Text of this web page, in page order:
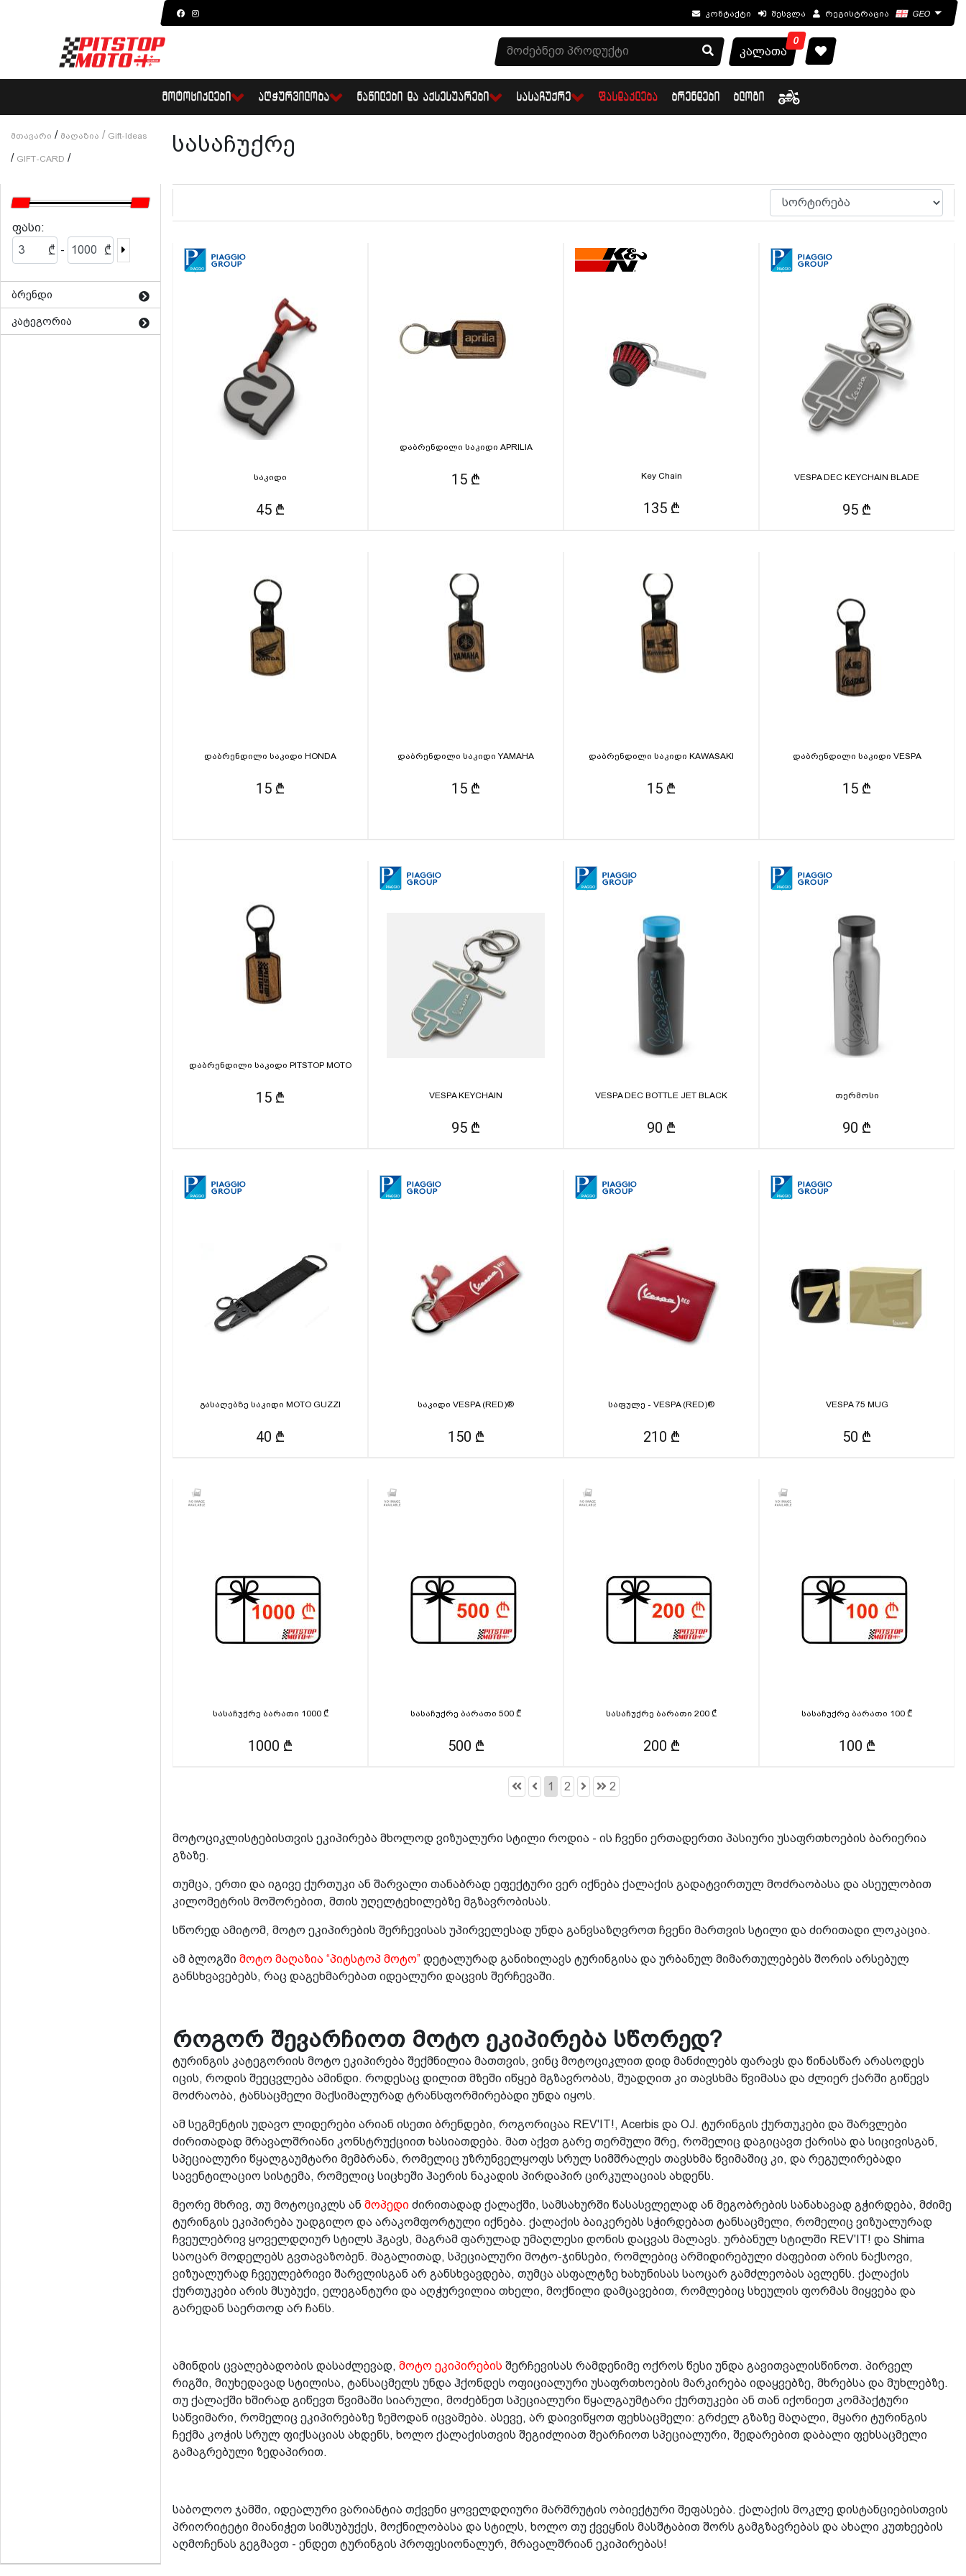
კონტაქტი შესვლა რეგისტრაცია GEO
0
კალათა
ᲛᲝᲢᲝᲪᲘᲙᲚᲔᲑᲘ ᲐᲦᲭᲣᲠᲕᲘᲚᲝᲑᲐ ᲜᲐᲬᲘᲚᲔᲑᲘ ᲓᲐ ᲐᲥᲡᲔᲡᲣᲐᲠᲔᲑᲘ ᲡᲐᲡᲐᲩᲣᲥᲠᲔ ᲤᲐᲡᲓᲐᲙᲚᲔᲑᲐ ᲑᲠᲔᲜᲓᲔᲑᲘ ᲑᲚᲝᲒᲘ
Მთავარი / Მაღაზია / Gift-Ideas
/ GIFT-CARD /
სასაჩუქრე
ფასი:
₾ - ₾
ბრენდი
კატეგორია
საკიდი
45 ₾
დაბრენდილი საკიდი APRILIA
15 ₾ Key Chain
135 ₾
VESPA DEC KEYCHAIN BLADE
95 ₾
დაბრენდილი საკიდი HONDA
15 ₾
დაბრენდილი საკიდი YAMAHA
15 ₾
დაბრენდილი საკიდი KAWASAKI
15 ₾
დაბრენდილი საკიდი VESPA
15 ₾
დაბრენდილი საკიდი PITSTOP MOTO
15 ₾ VESPA KEYCHAIN
95 ₾
VESPA DEC BOTTLE JET BLACK
90 ₾
თერმოსი
90 ₾
გასაღებზე საკიდი MOTO GUZZI
40 ₾
საკიდი VESPA (RED)®
150 ₾
საფულე - VESPA (RED)®
210 ₾
VESPA 75 MUG
50 ₾
სასაჩუქრე ბარათი 1000 ₾
1000 ₾
სასაჩუქრე ბარათი 500 ₾
500 ₾
სასაჩუქრე ბარათი 200 ₾
200 ₾
სასაჩუქრე ბარათი 100 ₾
100 ₾
1 2 2
მოტოციკლისტებისთვის ეკიპირება მხოლოდ ვიზუალური სტილი როდია - ის ჩვენი ერთადერთი პასიური უსაფრთხოების ბარიერია
გზაზე.
თუმცა, ერთი და იგივე ქურთუკი ან შარვალი თანაბრად ეფექტური ვერ იქნება ქალაქის გადატვირთულ მოძრაობასა და ასეულობით
კილომეტრის მოშორებით, მთის უღელტეხილებზე მგზავრობისას.
სწორედ ამიტომ, მოტო ეკიპირების შერჩევისას უპირველესად უნდა განვსაზღვროთ ჩვენი მართვის სტილი და ძირითადი ლოკაცია.
ამ ბლოგში მოტო მაღაზია “პიტსტოპ მოტო” დეტალურად განიხილავს ტურინგისა და ურბანულ მიმართულებებს შორის არსებულ
განსხვავებებს, რაც დაგეხმარებათ იდეალური დაცვის შერჩევაში.
როგორ შევარჩიოთ მოტო ეკიპირება სწორედ?
ტურინგის კატეგორიის მოტო ეკიპირება შექმნილია მათთვის, ვინც მოტოციკლით დიდ მანძილებს ფარავს და წინასწარ არასოდეს
იცის, როდის შეეცვლება ამინდი. როდესაც დილით მზეში იწყებ მგზავრობას, შუადღით კი თავსხმა წვიმასა და ძლიერ ქარში გიწევს
მოძრაობა, ტანსაცმელი მაქსიმალურად ტრანსფორმირებადი უნდა იყოს.
ამ სეგმენტის უდავო ლიდერები არიან ისეთი ბრენდები, როგორიცაა REV'IT!, Acerbis და OJ. ტურინგის ქურთუკები და შარვლები
ძირითადად მრავალშრიანი კონსტრუქციით ხასიათდება. მათ აქვთ გარე თერმული შრე, რომელიც დაგიცავთ ქარისა და სიცივისგან,
სპეციალური წყალგაუმტარი მემბრანა, რომელიც უზრუნველყოფს სრულ სიმშრალეს თავსხმა წვიმაშიც კი, და რეგულირებადი
სავენტილაციო სისტემა, რომელიც სიცხეში ჰაერის ნაკადის პირდაპირ ცირკულაციას ახდენს.
მეორე მხრივ, თუ მოტოციკლს ან მოპედი ძირითადად ქალაქში, სამსახურში წასასვლელად ან მეგობრების სანახავად გჭირდება, მძიმე
ტურინგის ეკიპირება უადგილო და არაკომფორტული იქნება. ქალაქის ბაიკერებს სჭირდებათ ტანსაცმელი, რომელიც ვიზუალურად
ჩვეულებრივ ყოველდღიურ სტილს ჰგავს, მაგრამ ფარულად უმაღლესი დონის დაცვას მალავს. ურბანულ სტილში REV'IT! და Shima
საოცარ მოდელებს გვთავაზობენ. მაგალითად, სპეციალური მოტო-ჯინსები, რომლებიც არმიდირებული ძაფებით არის ნაქსოვი,
ვიზუალურად ჩვეულებრივი შარვლისგან არ განსხვავდება, თუმცა ასფალტზე ხახუნისას საოცარ გამძლეობას ავლენს. ქალაქის
ქურთუკები არის მსუბუქი, ელეგანტური და აღჭურვილია თხელი, მოქნილი დამცავებით, რომლებიც სხეულის ფორმას მიყვება და
გარედან საერთოდ არ ჩანს.
ამინდის ცვალებადობის დასაძლევად, მოტო ეკიპირების შერჩევისას რამდენიმე ოქროს წესი უნდა გავითვალისწინოთ. პირველ
რიგში, მიუხედავად სტილისა, ტანსაცმელს უნდა ჰქონდეს ოფიციალური უსაფრთხოების მარკირება იდაყვებზე, მხრებსა და მუხლებზე.
თუ ქალაქში ხშირად გიწევთ წვიმაში სიარული, მოძებნეთ სპეციალური წყალგაუმტარი ქურთუკები ან თან იქონიეთ კომპაქტური
საწვიმარი, რომელიც ეკიპირებაზე ზემოდან იცვამება. ასევე, არ დაივიწყოთ ფეხსაცმელი: გრძელ გზაზე მაღალი, მყარი ტურინგის
ჩექმა კოჭის სრულ ფიქსაციას ახდენს, ხოლო ქალაქისთვის შეგიძლიათ შეარჩიოთ სპეციალური, შედარებით დაბალი ფეხსაცმელი
გამაგრებული ზედაპირით.
საბოლოო ჯამში, იდეალური ვარიანტია თქვენი ყოველდღიური მარშრუტის ობიექტური შეფასება. ქალაქის მოკლე დისტანციებისთვის
პრიორიტეტი მიანიჭეთ სიმსუბუქეს, მოქნილობასა და სტილს, ხოლო თუ ქვეყნის მასშტაბით შორს გამგზავრებას და ახალი კუთხეების
აღმოჩენას გეგმავთ - ენდეთ ტურინგის პროფესიონალურ, მრავალშრიან ეკიპირებას!